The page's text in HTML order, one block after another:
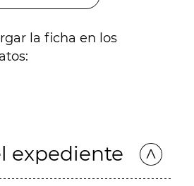
la ficha en los
expediente